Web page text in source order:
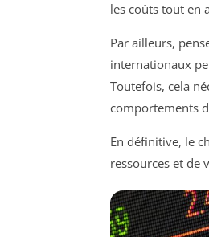
les coûts tout en
Par ailleurs,
internationaux
Toutefois, cela
comportements
En définitive, le
ressources et de